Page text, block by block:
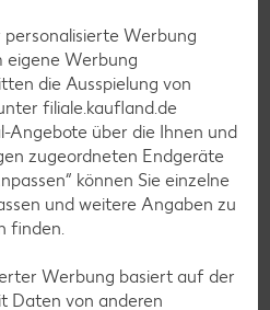
Filiale gehen an:
Brandenburg e.V.
erfahren
Werbung
eigene Werbung
die Ausspielung von
filiale.kaufland.de
Angebote über die Ihnen und
zugeordneten Endgeräte
können Sie einzelne
und weitere Angaben zu
finden.
Werbung basiert auf der
Daten von anderen